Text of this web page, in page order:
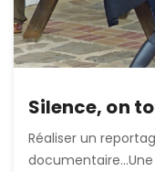
Silence, on
Réaliser un